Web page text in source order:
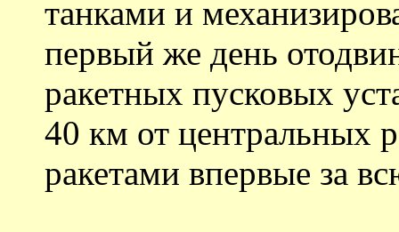
танками и
первый же день
ракетных пусковых
40 км от центральных
ракетами впервые за